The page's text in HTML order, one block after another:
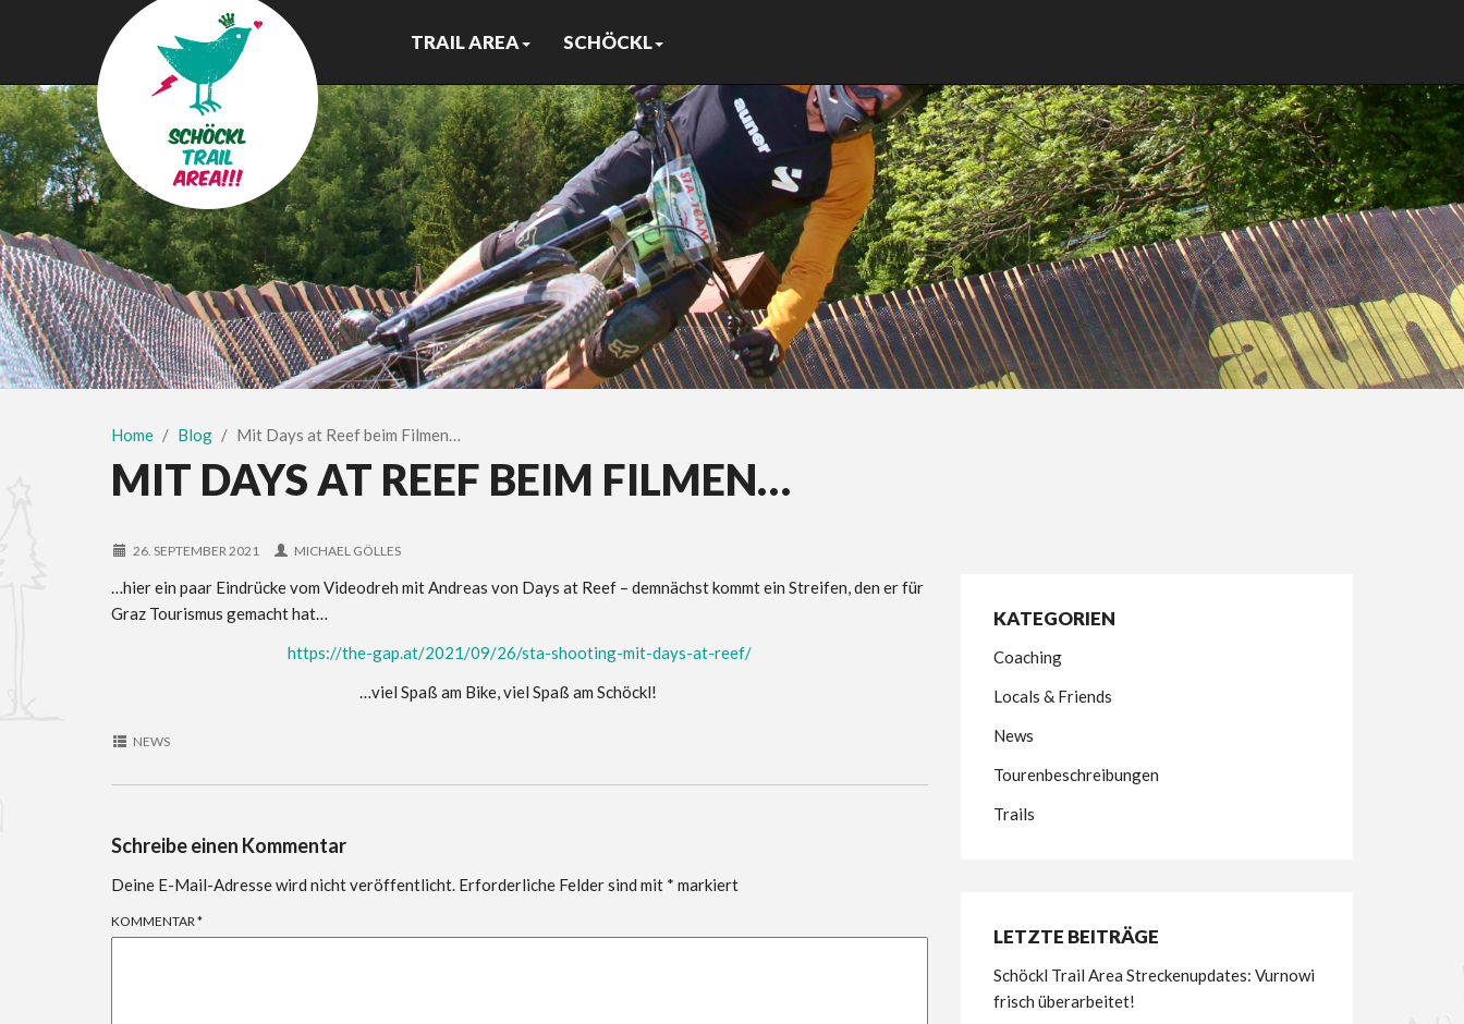
TRAIL AREA SCHÖCKL
Home Blog Mit Days at Reef beim Filmen…
MIT DAYS AT REEF BEIM FILMEN…
26. SEPTEMBER 2021 MICHAEL GÖLLES
…hier ein paar Eindrücke vom Videodreh mit Andreas von Days at Reef – demnächst kommt ein Streifen, den er für
Graz Tourismus gemacht hat…
https://the-gap.at/2021/09/26/sta-shooting-mit-days-at-reef/
…viel Spaß am Bike, viel Spaß am Schöckl!
NEWS
Schreibe einen Kommentar
Deine E-Mail-Adresse wird nicht veröffentlicht. Erforderliche Felder sind mit * markiert
KOMMENTAR*
KATEGORIEN
Coaching
Locals & Friends
News
Tourenbeschreibungen
Trails
LETZTE BEITRÄGE
Schöckl Trail Area Streckenupdates: Vurnowi
frisch überarbeitet!